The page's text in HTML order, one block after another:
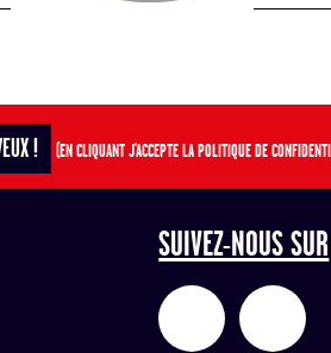
(EN CLIQUANT J'ACCEPTE LA POLITIQUE DE
SUIVEZ-NOUS SUR